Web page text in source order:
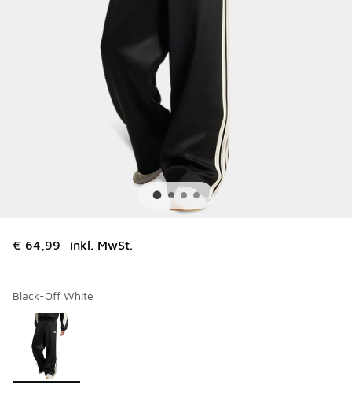
€ 64,99 inkl. MwSt.
Black-Off White
Seite 1 von 1 zeigt die Farben 1 bis 1 von 1 an.
Bitte wählen Sie einen Stil aus